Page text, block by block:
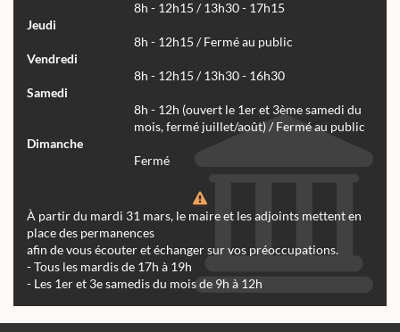
8h - 12h15 / 13h30 - 17h15
Jeudi
8h - 12h15 / Fermé au public
Vendredi
8h - 12h15 / 13h30 - 16h30
Samedi
8h - 12h (ouvert le 1er et 3ème samedi du
mois, fermé juillet/août) / Fermé au public
Dimanche
Fermé
À partir du mardi 31 mars, le maire et les adjoints mettent en
place des permanences
afin de vous écouter et échanger sur vos préoccupations.
- Tous les mardis de 17h à 19h
- Les 1er et 3e samedis du mois de 9h à 12h